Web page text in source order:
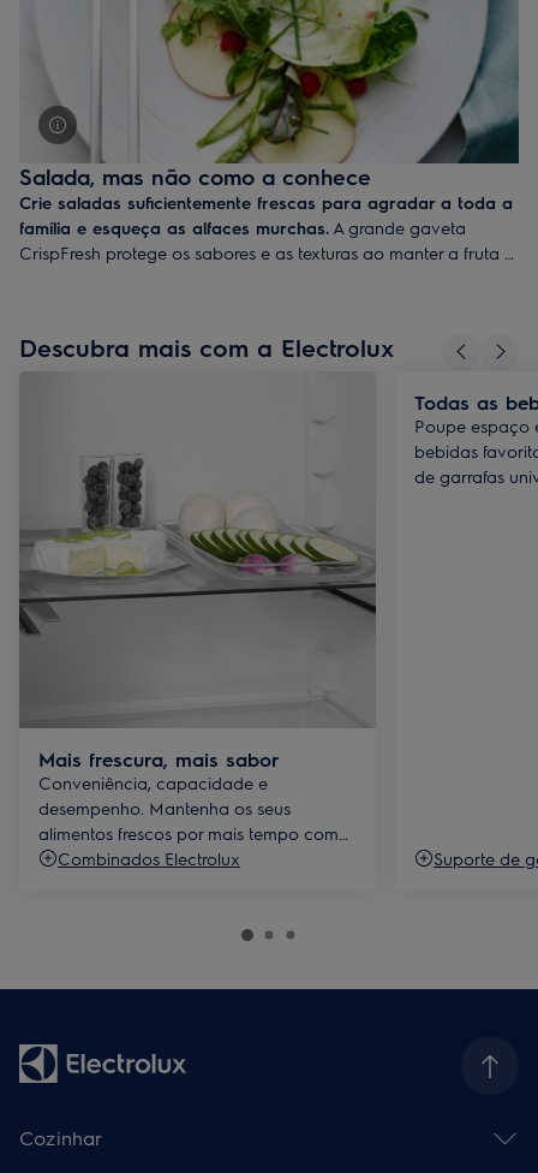
Salada, mas não como a conhece
Crie saladas suficientemente frescas para agradar a toda a
família e esqueça as alfaces murchas. A grande gaveta
CrispFresh protege os sabores e as texturas ao manter a fruta e
utilizar.
Descubra mais com a Electrolux
Mais frescura, mais sabor
Conveniência, capacidade e
desempenho. Mantenha os seus
alimentos frescos por mais tempo com
os nossos combinados.
Combinados Electrolux
Todas as
Poupe espaço
bebidas
de garrafas
Suporte de
Cozinhar